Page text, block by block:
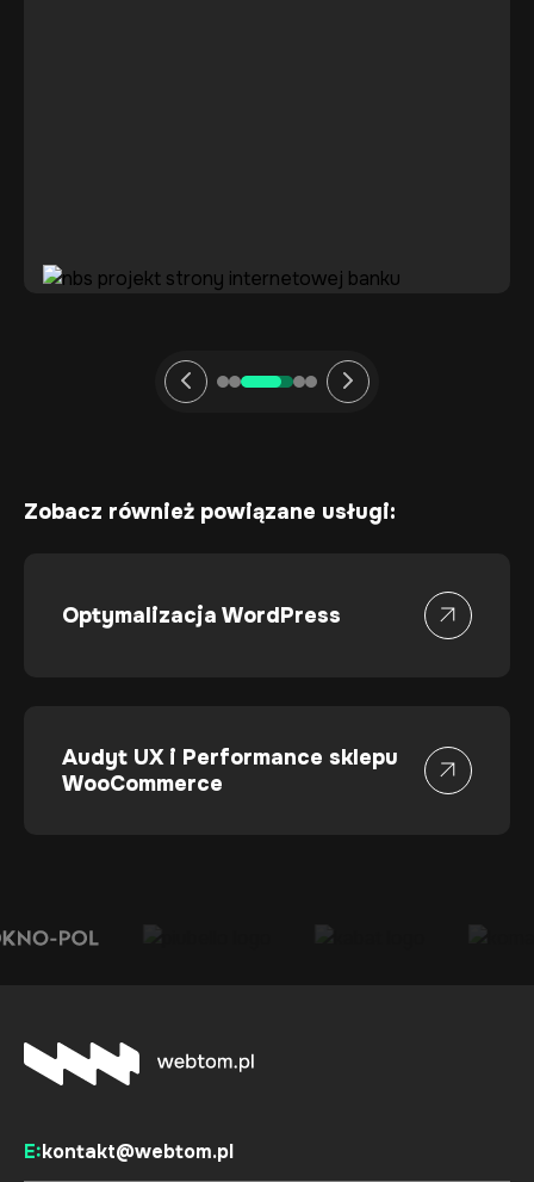
Zobacz również powiązane usługi:
Optymalizacja WordPress
Audyt UX i Performance sklepu
WooCommerce
E:kontakt@webtom.pl